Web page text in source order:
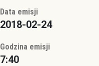
Data emisji
2018-02-24
Godzina emisji
7:40